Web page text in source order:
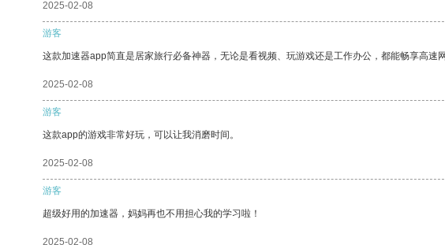
2025-02-08
游客
这款加速器app简直是居家旅行必备神器，无论是看视频、玩游戏还是工作办公，都能畅享高
2025-02-08
游客
这款app的游戏非常好玩，可以让我消磨时间。
2025-02-08
游客
超级好用的加速器，妈妈再也不用担心我的学习啦！
2025-02-08